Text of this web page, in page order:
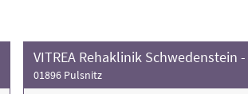
VITREA Rehaklinik Schwedenstein
01896 Pulsnitz